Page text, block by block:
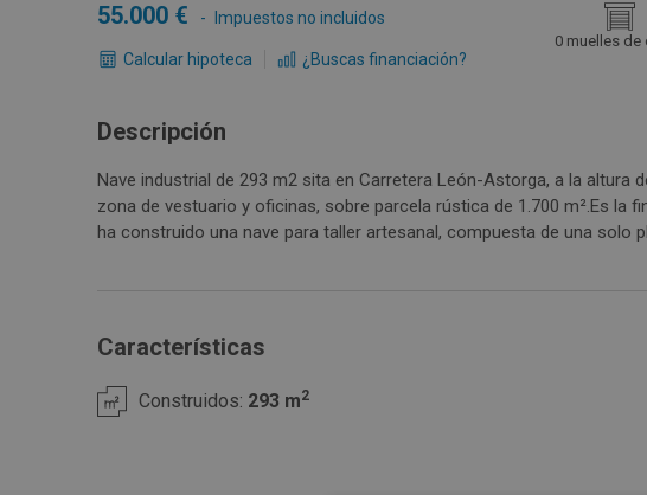
0 muelles de
55.000 Impuestos no incluidos
Calcular hipoteca ¿Buscas financiación?
Descripción
Nave industrial de 293 m2 sita en Carretera León-Astorga, a la altura
zona de vestuario y oficinas, sobre parcela rústica de 1.700 m².Es la
ha construido una nave para taller artesanal, compuesta de una solo
acceso principal , zona de servicios y vestuarios de personal, así
misma.
Características
Construidos: 293 m2